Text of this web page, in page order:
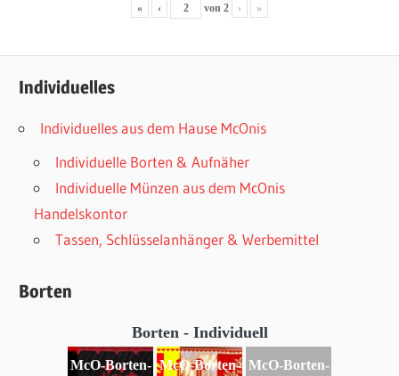
« ‹ von 2 › »
Individuelles
Individuelles aus dem Hause McOnis
Individuelle Borten & Aufnäher
Individuelle Münzen aus dem McOnis
Handelskontor
Tassen, Schlüsselanhänger & Werbemittel
Borten
Borten - Individuell
McO-Borten- McO-Borten- McO-Borten-